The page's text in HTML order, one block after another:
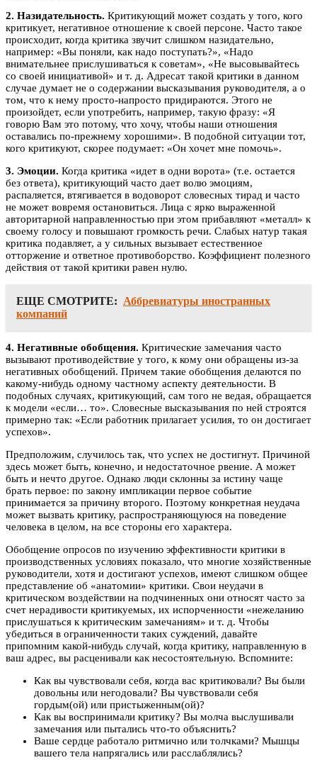
2. Назидательность. Критикующий может создать у того, кого
критикует, негативное отношение к своей персоне. Часто такое
происходит, когда критика звучит слишком назидательно,
например: «Вы поняли, как надо поступать?», «Надо
внимательнее прислушиваться к советам», «Не высовывайтесь
со своей инициативой» и т. д. Адресат такой критики в данном
случае думает не о содержании высказывания руководителя, а о
том, что к нему просто-напросто придираются. Этого не
произойдет, если употребить, например, такую фразу: «Я
говорю Вам это потому, что хочу, чтобы наши отношения
оставались по-прежнему хорошими». В подобной ситуации тот,
кого критикуют, скорее подумает: «Он хочет мне помочь».
3. Эмоции. Когда критика «идет в одни ворота» (т.е. остается
без ответа), критикующий часто дает волю эмоциям,
распаляется, втягивается в водоворот словесных тирад и часто
не может вовремя остановиться. Лица с ярко выраженной
авторитарной направленностью при этом прибавляют «металл» к
своему голосу и повышают громкость речи. Слабых натур такая
критика подавляет, а у сильных вызывает естественное
отторжение и ответное противоборство. Коэффициент полезного
действия от такой критики равен нулю.
ЕЩЕ СМОТРИТЕ: Аббревиатуры иностранных
компаний
4. Негативные обобщения. Критические замечания часто
вызывают противодействие у того, к кому они обращены из-за
негативных обобщений. Причем такие обобщения делаются по
какому-нибудь одному частному аспекту деятельности. В
подобных случаях, критикующий, сам того не ведая, обращается
к модели «если… то». Словесные высказывания по ней строятся
примерно так: «Если работник прилагает усилия, то он достигает
успехов».
Предположим, случилось так, что успех не достигнут. Причиной
здесь может быть, конечно, и недостаточное рвение. А может
быть и нечто другое. Однако люди склонны за истину чаще
брать первое: по закону импликации первое событие
принимается за причину второго. Поэтому конкретная неудача
может вызвать критику, распространяющуюся на поведение
человека в целом, на все стороны его характера.
Обобщение опросов по изучению эффективности критики в
производственных условиях показало, что многие хозяйственные
руководители, хотя и достигают успехов, имеют слишком общее
представление об «анатомии» критики. Свои неудачи в
критическом воздействии на подчиненных они относят часто за
счет нерадивости критикуемых, их испорченности «нежеланию
прислушаться к критическим замечаниям» и т. д. Чтобы
убедиться в ограниченности таких суждений, давайте
припомним какой-нибудь случай, когда критику, направленную в
ваш адрес, вы расценивали как несостоятельную. Вспомните:
Как вы чувствовали себя, когда вас критиковали? Вы были
довольны или негодовали? Вы чувствовали себя
гордым(ой) или пристыженным(ой)?
Как вы воспринимали критику? Вы молча выслушивали
замечания или пытались что-то объяснить?
Ваше сердце работало ритмично или толчками? Мышцы
вашего тела напрягались или расслаблялись?